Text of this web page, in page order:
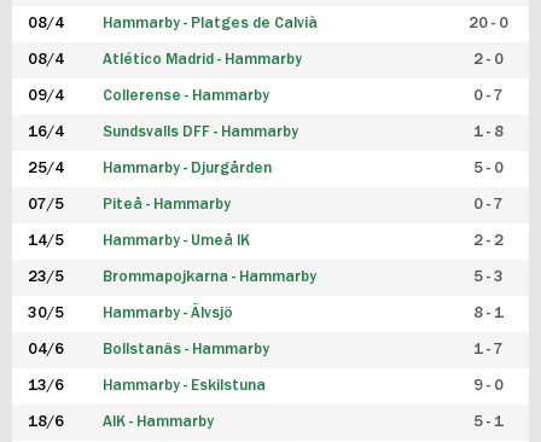
08/4 Hammarby - Platges de Calvià 20 - 0
08/4 Atlético Madrid - Hammarby 2 - 0
09/4 Collerense - Hammarby 0 - 7
16/4 Sundsvalls DFF - Hammarby 1 - 8
25/4 Hammarby - Djurgården 5 - 0
07/5 Piteå - Hammarby 0 - 7
14/5 Hammarby - Umeå IK 2 - 2
23/5 Brommapojkarna - Hammarby 5 - 3
30/5 Hammarby - Älvsjö 8 - 1
04/6 Bollstanäs - Hammarby 1 - 7
13/6 Hammarby - Eskilstuna 9 - 0
18/6 AIK - Hammarby 5 - 1